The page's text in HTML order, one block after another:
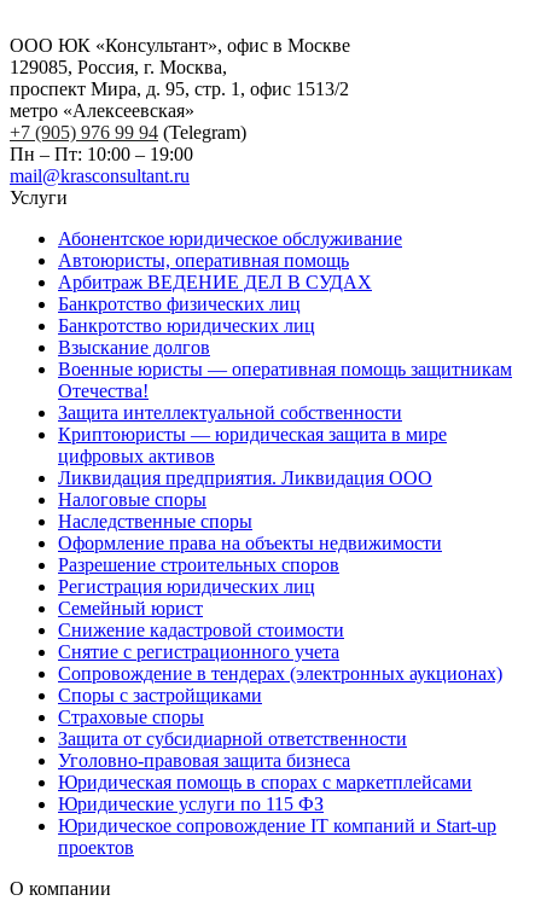
ООО ЮК «Консультант», офис в Москве
129085, Россия, г. Москва,
проспект Мира, д. 95, стр. 1, офис 1513/2
метро «Алексеевская»
+7 (905) 976 99 94 (Telegram)
Пн – Пт: 10:00 – 19:00
mail@krasconsultant.ru
Услуги
Абонентское юридическое обслуживание
Автоюристы, оперативная помощь
Арбитраж ВЕДЕНИЕ ДЕЛ В СУДАХ
Банкротство физических лиц
Банкротство юридических лиц
Взыскание долгов
Военные юристы — оперативная помощь защитникам
Отечества!
Защита интеллектуальной собственности
Криптоюристы — юридическая защита в мире
цифровых активов
Ликвидация предприятия. Ликвидация ООО
Налоговые споры
Наследственные споры
Оформление права на объекты недвижимости
Разрешение строительных споров
Регистрация юридических лиц
Семейный юрист
Снижение кадастровой стоимости
Снятие с регистрационного учета
Сопровождение в тендерах (электронных аукционах)
Споры с застройщиками
Страховые споры
Защита от субсидиарной ответственности
Уголовно-правовая защита бизнеса
Юридическая помощь в спорах с маркетплейсами
Юридические услуги по 115 ФЗ
Юридическое сопровождение IT компаний и Start-up
проектов
О компании